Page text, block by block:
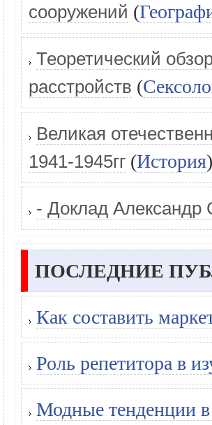
сооружений (
Теоретический
расстройств (
Великая
1941-1945гг (История)
- Доклад Александр
ПОСЛЕДНИЕ
Как составить
Роль репетитора в
Модные тенденции в